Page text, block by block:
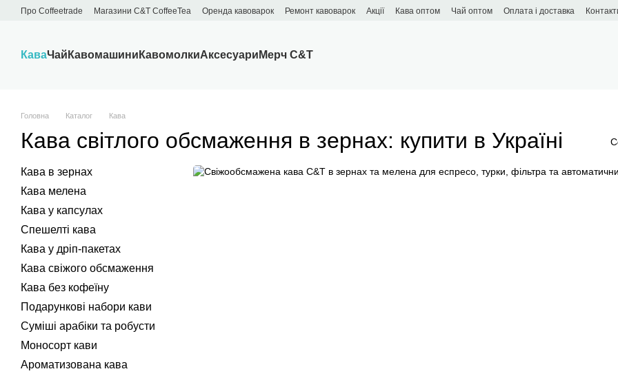
Перейти до основного контенту
Про Сoffeetrade Магазини C&T CoffeeTea Оренда кавоварок Ремонт кавоварок Акції Кава оптом Чай оптом Оплата і доставка
КаваЧай Кавомашини КавомолкиАксесуари Мерч C&T
Головна Каталог Кава
Кава світлого обсмаження в зернах: купити в Україні
Кава в зернах
Кава мелена
Кава у капсулах
Спешелті кава
Кава у дріп-пакетах
Кава свіжого обсмаження
Кава без кофеїну
Подарункові набори кави
Суміші арабіки та робусти
Моносорт кави
Ароматизована кава